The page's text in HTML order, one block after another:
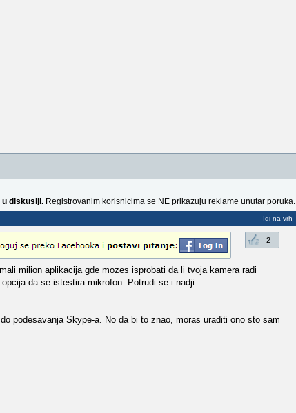
u diskusiji. Registrovanim korisnicima se NE prikazuju reklame unutar poruka.
Idi na vrh
2
milion aplikacija gde mozes isprobati da li tvoja kamera radi
da se istestira mikrofon. Potrudi se i nadji.
podesavanja Skype-a. No da bi to znao, moras uraditi ono sto sam